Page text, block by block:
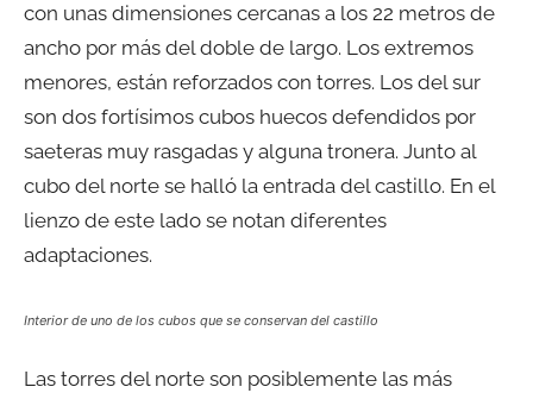
con unas dimensiones cercanas a los 22 metros de
ancho por más del doble de largo. Los extremos
menores, están reforzados con torres. Los del sur
son dos fortísimos cubos huecos defendidos por
saeteras muy rasgadas y alguna tronera. Junto al
cubo del norte se halló la entrada del castillo. En el
lienzo de este lado se notan diferentes
adaptaciones.
Interior de uno de los cubos que se conservan del castillo
Las torres del norte son posiblemente las más